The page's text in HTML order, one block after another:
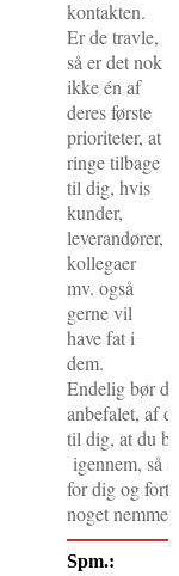
kontakten.
Er de travle,
så er det nok
ikke én af
deres første
prioriteter, at
ringe tilbage
til dig, hvis
kunder,
leverandører,
kollegaer
mv. også
gerne vil
have fat i
dem.
Endelig bør
anbefalet, af
til dig, at du
igennem, så
for dig og
noget
Spm.: